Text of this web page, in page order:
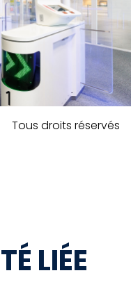
Tous droits réservés
LIÉE